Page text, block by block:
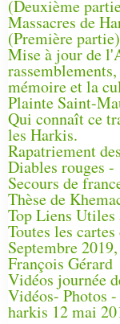
(Deuxième
Massacres de
(Première partie)
Mise à jour de
mémoire et la
Plainte Saint-
Qui connaît ce
les Harkis.
Rapatriement
Diables rouges -
Secours de
Thèse de
Top Liens
Toutes les
Septembre
François Gérard
Vidéos journée
Vidéos- Photos
harkis 12 mai